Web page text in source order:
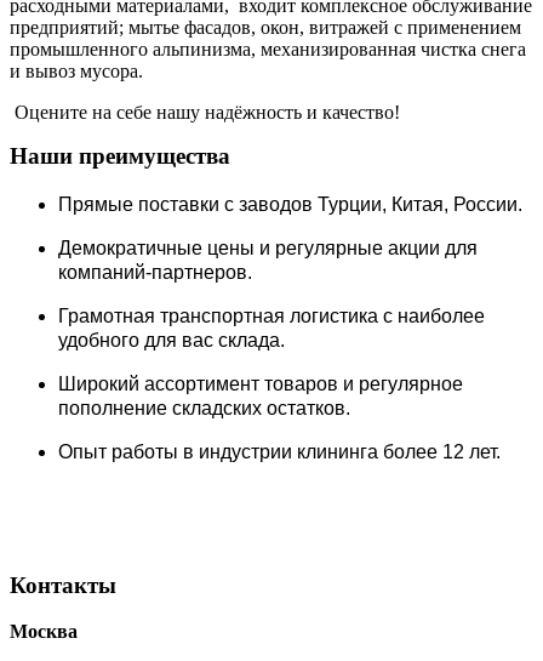
расходными материалами, входит комплексное обслуживание
предприятий; мытье фасадов, окон, витражей с применением
промышленного альпинизма, механизированная чистка снега
и вывоз мусора.
Оцените на себе нашу надёжность и качество!
Наши преимущества
Прямые поставки c заводов Турции, Китая, России.
Демократичные цены и регулярные акции для
компаний-партнеров.
Грамотная транспортная логистика с наиболее
удобного для вас склада.
Широкий ассортимент товаров и регулярное
пополнение складских остатков.
Опыт работы в индустрии клининга более 12 лет.
Контакты
Москва